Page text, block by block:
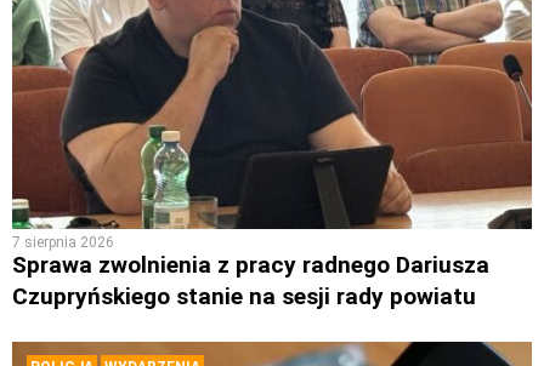
7 sierpnia 2026
Sprawa zwolnienia z pracy radnego Dariusza
Czupryńskiego stanie na sesji rady powiatu